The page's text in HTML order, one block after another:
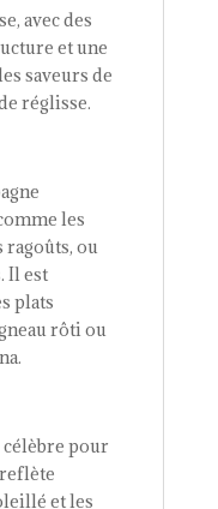
avec des
et une
saveurs de
réglisse.
les
ragoûts, ou
Il est
plats
rôti ou
célèbre pour
et les